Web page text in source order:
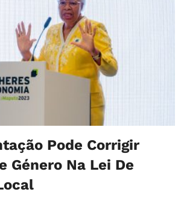
Pode Corrigir
Género Na Lei De